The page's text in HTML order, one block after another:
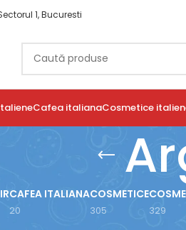
1, Bucuresti
Cafea italianaCosmetice
CAFEA ITALIANA
20
COSMETICE
305 329